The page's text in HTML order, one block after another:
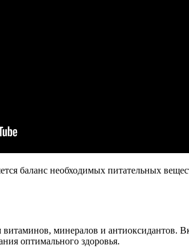
баланс необходимых питательных
минералов и антиоксидантов.
оптимального здоровья.